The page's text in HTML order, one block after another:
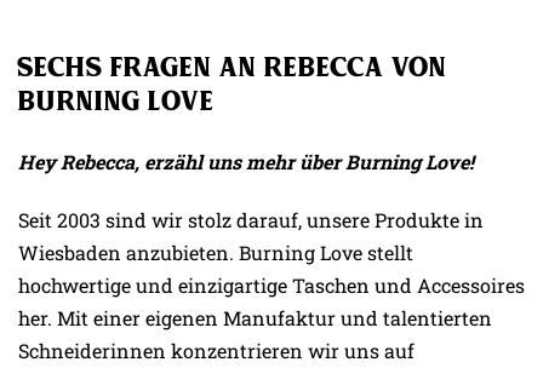
Sechs Fragen an Rebecca von
Burning Love
Hey Rebecca, erzähl uns mehr über Burning Love!
Seit 2003 sind wir stolz darauf, unsere Produkte in
Wiesbaden anzubieten. Burning Love stellt
hochwertige und einzigartige Taschen und Accessoires
her. Mit einer eigenen Manufaktur und talentierten
Schneiderinnen konzentrieren wir uns auf